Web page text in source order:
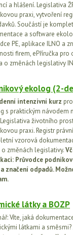
a hlášení. Legislativa
praxi, vytvoření
Součástí je
a software
PE, aplikace ILNO a
firem, ePříručka pro
o změnách legislativy
ekolog (2-
intenzivní kurz
s praktickým návodem
životního
praxi. Registr
vzorová
o změnách legislativy.
Průvodce
značení odpadů.
látky a BOZP
Víte, jaká
látkami a směsmi?